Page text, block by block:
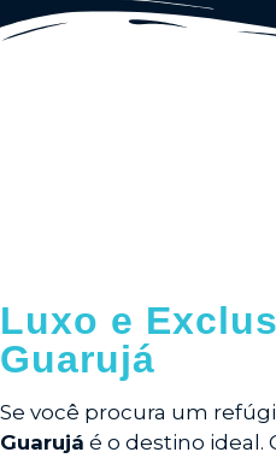
Luxo e
Guarujá
Se você procura um
Guarujá é o destino